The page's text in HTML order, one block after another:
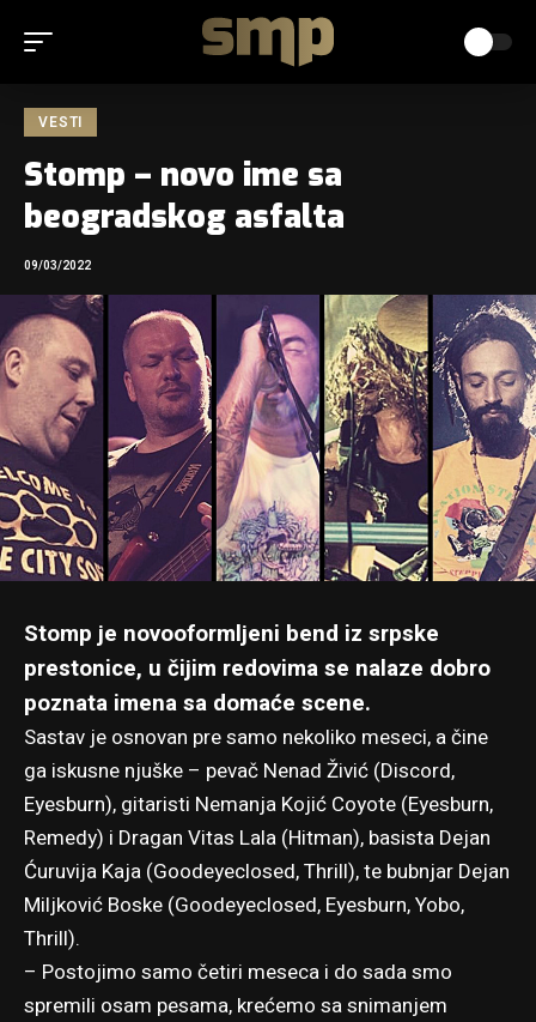
VESTI
Stomp – novo ime sa
beogradskog asfalta
09/03/2022
Stomp je novooformljeni bend iz srpske
prestonice, u čijim redovima se nalaze dobro
poznata imena sa domaće scene.
Sastav je osnovan pre samo nekoliko meseci, a čine
ga iskusne njuške – pevač Nenad Živić (Discord,
Eyesburn), gitaristi Nemanja Kojić Coyote (Eyesburn,
Remedy) i Dragan Vitas Lala (Hitman), basista Dejan
Ćuruvija Kaja (Goodeyeclosed, Thrill), te bubnjar Dejan
Miljković Boske (Goodeyeclosed, Eyesburn, Yobo,
Thrill).
– Postojimo samo četiri meseca i do sada smo
spremili osam pesama, krećemo sa snimanjem